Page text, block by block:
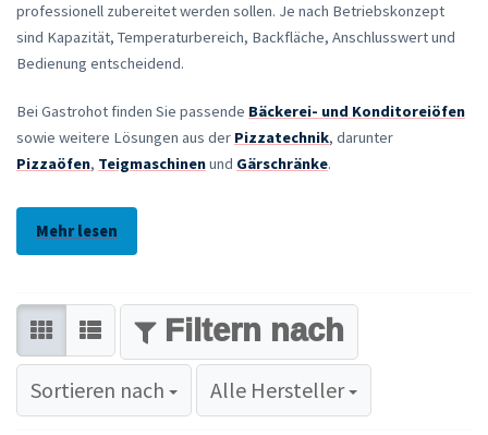
professionell zubereitet werden sollen. Je nach Betriebskonzept
sind Kapazität, Temperaturbereich, Backfläche, Anschlusswert und
Bedienung entscheidend.
Bei Gastrohot finden Sie passende Bäckerei- und Konditoreiöfen
sowie weitere Lösungen aus der Pizzatechnik, darunter
Pizzaöfen, Teigmaschinenund Gärschränke.
Mehr lesen
Sortieren nach
Sortieren nach Alle Hersteller